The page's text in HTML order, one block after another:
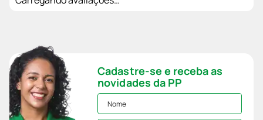
Cadastre-se e receba as
novidades da PP